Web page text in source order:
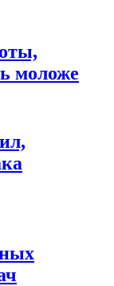
моложе